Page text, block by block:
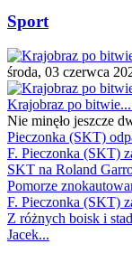
Sport
środa, 03 czerwca
Krajobraz po
Nie minęło jeszcze
Pieczonka (SKT)
F. Pieczonka (SKT)
SKT na Roland
Pomorze
F. Pieczonka (SKT)
Z różnych boisk i
Jacek...